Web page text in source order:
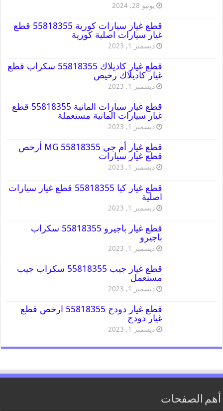
يونيو 28, 2024
قطع غيار سيارات كورية 55818355 قطع
غيار سيارات اصلية كورية
ديسمبر 1, 2023
قطع غيار كاديلاك 55818355 سكراب قطع
غيار كاديلاك رخيص
ديسمبر 1, 2023
قطع غيار سيارات المانية 55818355 قطع
غيار سيارات المانية مستعملة
ديسمبر 1, 2023
قطع غيار أم جي MG 55818355 أرخص
قطع غيار سيارات
ديسمبر 1, 2023
قطع غيار كيا 55818355 قطع غيار سيارات
اصلية
ديسمبر 1, 2023
قطع غيار باجيرو 55818355 سكراب
باجيرو
ديسمبر 1, 2023
قطع غيار جيب 55818355 سكراب جيب
مستعمل
ديسمبر 1, 2023
قطع غيار دودج 55818355 ارخص قطع
غيار دودج
ديسمبر 1, 2023
أهم الصفحات